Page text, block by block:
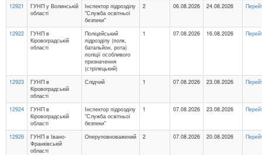
12921
ГУНП у Волинській
області
Інспектор підрозділу
"Служба освітньої
безпеки"
2 06.08.2026 24.08.2026
12922
ГУНП в
Кіровоградській
області
Поліцейський
підрозділу (полк,
батальйон, рота)
поліції особливого
призначення
(стрілецький)
1 07.08.2026 16.08.2026
12923
ГУНП в
Кіровоградській
області
Слідчий 1 07.08.2026 23.08.2026
12924
ГУНП в
Кіровоградській
області
Інспектор підрозділу
"Служба освітньої
безпеки"
1 07.08.2026 23.08.2026
12926
ГУНП в Івано-
Франківській
області
Оперуповноважений 2 07.08.2026 20.08.2026